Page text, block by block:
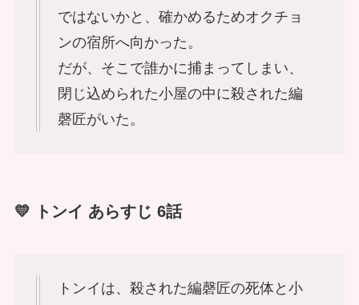
ではないかと、確かめるためオクチョ
ンの宿所へ向かった。
だが、そこで誰かに捕まってしまい、
閉じ込められた小屋の中に殺された編
磬匠がいた。
💛 トンイ あらすじ 6話
トンイは、殺された編磬匠の死体と小